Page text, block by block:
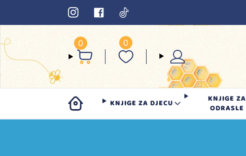
0 0
KNJIGE ZA DJECU
KNJIGE ZA
ODRASLE